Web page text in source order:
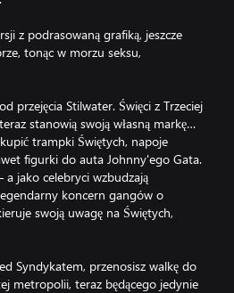
z podrasowaną grafiką, jeszcze
tonąc w morzu seksu,
przejęcia Stilwater. Święci z Trzeciej
stanowią swoją własną markę…
trampki Świętych, napoje
figurki do auta Johnny'ego Gata.
a jako celebryci wzbudzają
koncern gangów o
swoją uwagę na Świętych,
Syndykatem, przenosisz walkę do
metropolii, teraz będącego jedynie